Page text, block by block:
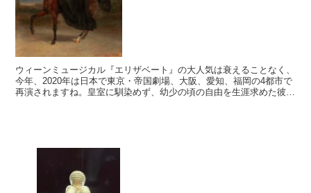
ウィーンミュージカル『エリザベート』の大人気は衰えることなく、
今年、2020年は日本で東京・帝国劇場、大阪、愛知、福岡の4都市で
再演されますね。皇室に馴染めず、幼少の頃の自由を生涯求めた彼女